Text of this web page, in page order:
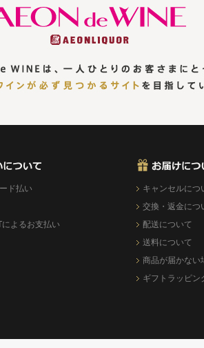
ド払い
よるお支払い
キャンセルにつ
交換・返金につ
配送について
送料について
商品が届かない
ギフトラッピン